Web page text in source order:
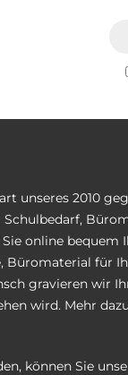
unseres 2010
Schulbedarf,
online bequem
Büromaterial für
gravieren wir
wird. Mehr
können Sie